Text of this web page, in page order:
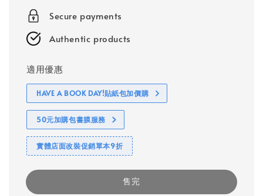
Secure payments
Authentic products
適用優惠
HAVE A BOOK DAY!貼紙包加價購
50元加購包書膜服務
實體店面改裝促銷單本9折
售完